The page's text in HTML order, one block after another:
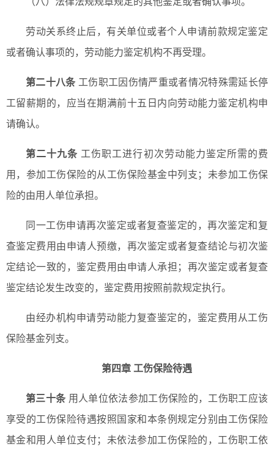
劳动关系终止后，有关单位或者个人申请前款规定鉴定
或者确认事项的，劳动能力鉴定机构不再受理。
第二十八条 工伤职工因伤情严重或者情况特殊需延长停
工留薪期的，应当在期满前十五日内向劳动能力鉴定机构申
请确认。
第二十九条 工伤职工进行初次劳动能力鉴定所需的费
用，参加工伤保险的从工伤保险基金中列支；未参加工伤保
险的由用人单位承担。
同一工伤申请再次鉴定或者复查鉴定的，再次鉴定和复
查鉴定费用由申请人预缴，再次鉴定或者复查结论与初次鉴
定结论一致的，鉴定费用由申请人承担；再次鉴定或者复查
鉴定结论发生改变的，鉴定费用按照前款规定执行。
由经办机构申请劳动能力复查鉴定的，鉴定费用从工伤
保险基金列支。
第四章 工伤保险待遇
第三十条 用人单位依法参加工伤保险的，工伤职工应该
享受的工伤保险待遇按照国家和本条例规定分别由工伤保险
基金和用人单位支付；未依法参加工伤保险的，工伤职工依